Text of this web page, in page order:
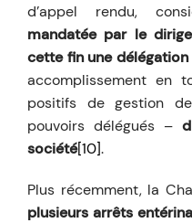
d’appel rendu,
mandatée par le
cette fin une délégation
accomplissement en
positifs de gestion
pouvoirs délégués –
société[10].
Plus récemment, la
plusieurs arrêts